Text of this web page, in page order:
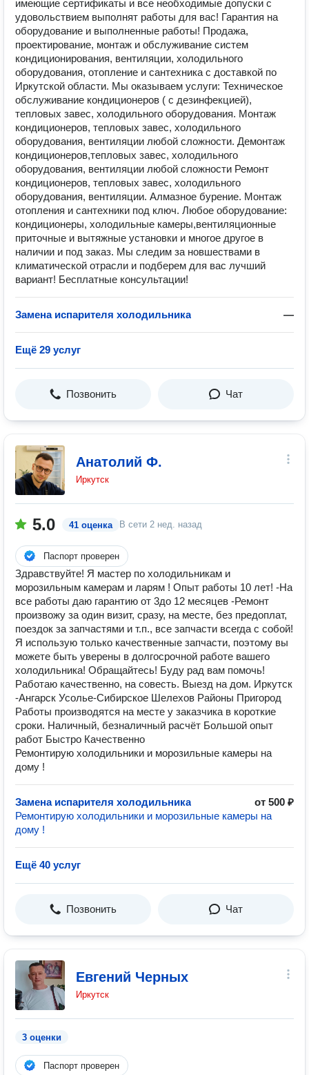
имеющие сертификаты и все необходимые допуски с
удовольствием выполнят работы для вас! Гарантия на
оборудование и выполненные работы! Продажа,
проектирование, монтаж и обслуживание систем
кондиционирования, вентиляции, холодильного
оборудования, отопление и сантехника с доставкой по
Иркутской области. Мы оказываем услуги: Техническое
обслуживание кондиционеров ( с дезинфекцией),
тепловых завес, холодильного оборудования. Монтаж
кондиционеров, тепловых завес, холодильного
оборудования, вентиляции любой сложности. Демонтаж
кондиционеров,тепловых завес, холодильного
оборудования, вентиляции любой сложности Ремонт
кондиционеров, тепловых завес, холодильного
оборудования, вентиляции. Алмазное бурение. Монтаж
отопления и сантехники под ключ. Любое оборудование:
кондиционеры, холодильные камеры,вентиляционные
приточные и вытяжные установки и многое другое в
наличии и под заказ. Мы следим за новшествами в
климатической отрасли и подберем для вас лучший
вариант! Бесплатные консультации!
Замена испарителя холодильника —
Ещё 29 услуг
Позвонить Чат
Анатолий Ф.
Иркутск
5.0 41 оценка В сети 2 нед. назад
Паспорт проверен
Здравствуйте! Я мастер по холодильникам и
морозильным камерам и ларям ! Опыт работы 10 лет! -На
все работы даю гарантию от 3до 12 месяцев -Ремонт
произвожу за один визит, сразу, на месте, без предоплат,
поездок за запчастями и т.п., все запчасти всегда с собой!
Я использую только качественные запчасти, поэтому вы
можете быть уверены в долгосрочной работе вашего
холодильника! Обращайтесь! Буду рад вам помочь!
Работаю качественно, на совесть. Выезд на дом. Иркутск
-Ангарск Усолье-Сибирское Шелехов Районы Пригород
Работы производятся на месте у заказчика в короткие
сроки. Наличный, безналичный расчёт Большой опыт
работ Быстро Качественно
Ремонтирую холодильники и морозильные камеры на
дому !
Замена испарителя холодильника
от 500 ₽
Ремонтирую холодильники и морозильные камеры на
дому !
Ещё 40 услуг
Позвонить Чат
Евгений Черных
Иркутск
3 оценки
Паспорт проверен